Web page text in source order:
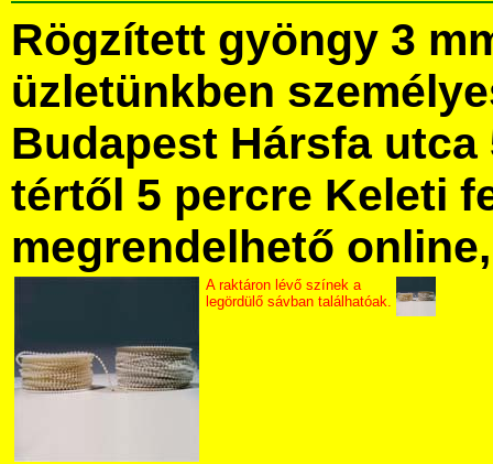
Rögzített gyöngy 3
üzletünkben
Budapest Hársfa utca
tértől 5 percre Keleti
megrendelhető
A raktáron lévő színek a
legördülő sávban találhatóak.